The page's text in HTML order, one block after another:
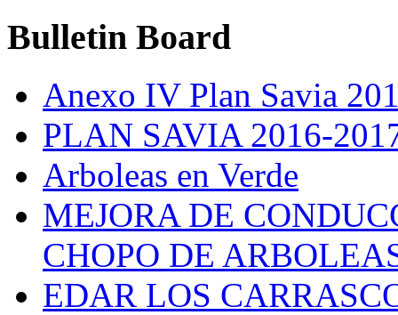
Bulletin Board
Anexo IV Plan Savia
PLAN SAVIA 2016-
Arboleas en Verde
MEJORA DE
CHOPO DE
EDAR LOS